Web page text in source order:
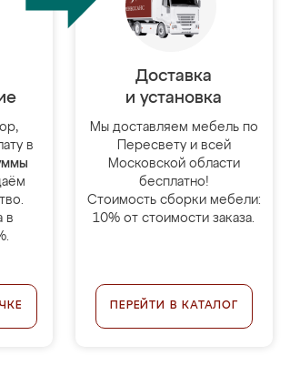
в
в
Доставка
и установка
Мы доставляем мебель по
Пересвету и всей
Московской области
бесплатно!
Стоимость сборки мебели:
10% от стоимости заказа.
ПЕРЕЙТИ В КАТАЛОГ